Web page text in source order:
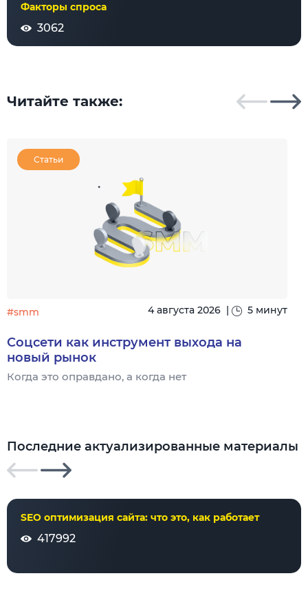
Факторы спроса
3062
Читайте также:
Статьи
#smm 4 августа 2026 | 5 минут
Соцсети как инструмент выхода на
новый рынок
Когда это оправдано, а когда нет
Последние актуализированные материалы
SEO оптимизация сайта: что это, как работает
417992